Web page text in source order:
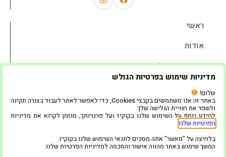
ראשי
אודות
השכרת ציוד לאירועים
גלריה
המוצרים שלנו
בלוג
מדיניות שימוש בפרטיות הגולש
שלום!
באתר זה אנו משתמשים בקבצי Cookies, כדי לאפשר לאתר לעבוד בצורה תקינה
ולשפר את חוויית הגלישה שלך.
למידע נוסף על השימוש שלנו בקוקיז ועל פרטיותך, מוזמן לקרוא את מדיניות
הפרטיות שלנו
בלחיצה על "מאשר" אתה מסכים לתנאי השימוש שלנו בקוקיז.
המשך שימוש באתר מהווה אישור והסכמה למדיניות הפרטיות שלנו.